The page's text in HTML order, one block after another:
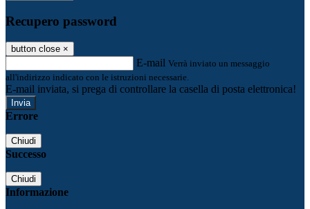
Recupero password
button close ×
E-mail Verrà inviato un messaggio
all'indirizzo indicato con le istruzioni necessarie.
E-mail inviata, si prega di controllare la casella di posta elettronica!
Errore
Chiudi
Successo
Chiudi
Informazione